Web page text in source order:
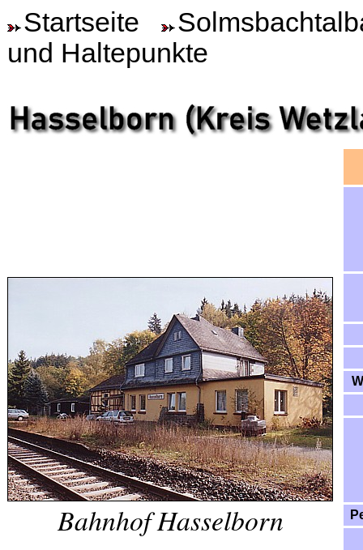
Startseite
und Haltepunkte
Bahnhof Hasselborn